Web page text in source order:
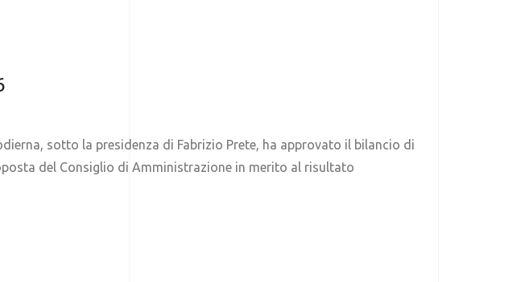
sotto la presidenza di Fabrizio Prete, ha approvato il bilancio di
del Consiglio di Amministrazione in merito al risultato